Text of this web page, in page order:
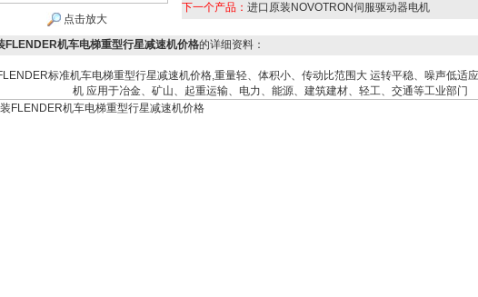
点击放大
下一个产品： 进口原装NOVOTRON伺服驱动器电机
FLENDER机车电梯重型行星减速机价格的详细资料：
标准机车电梯重型行星减速机价格,重量轻、体积小、传动比范围大 运转平稳、噪声低适
机 应用于冶金、矿山、起重运输、电力、能源、建筑建材、轻工、交通等工业部门